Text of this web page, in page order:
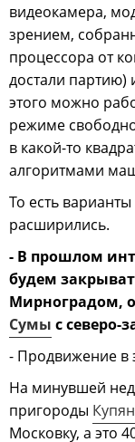
видеокамера,
зрением,
процессора от
достали партию)
этого можно
режиме
в какой-то
алгоритмами
То есть
расширились.
- В прошлом
будем
Мирноградом,
Сумы с северо-
- Продвижение в
На минувшей
пригороды
Московку, а это